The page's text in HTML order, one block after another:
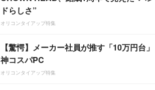
ドらしさ”
オリコンタイアップ特集
【驚愕】メーカー社員が推す「10万円台」
神コスパPC
オリコンタイアップ特集